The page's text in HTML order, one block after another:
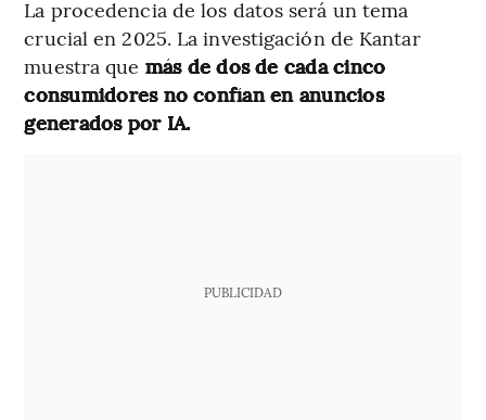
La procedencia de los datos será un tema
crucial en 2025. La investigación de Kantar
muestra que más de dos de cada cinco
consumidores no confían en anuncios
generados por IA.
PUBLICIDAD